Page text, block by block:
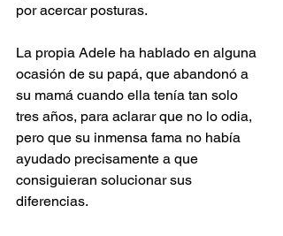
por acercar posturas.
La propia Adele ha hablado en alguna
ocasión de su papá, que abandonó a
su mamá cuando ella tenía tan solo
tres años, para aclarar que no lo odia,
pero que su inmensa fama no había
ayudado precisamente a que
consiguieran solucionar sus
diferencias.